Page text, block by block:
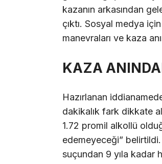
kazanın arkasından
çıktı. Sosyal medya
manevraları ve kaza
KAZA
Hazırlanan
dakikalık fark dikkate
1.72 promil alkollü
edemeyeceği”
suçundan 9 yıla kadar